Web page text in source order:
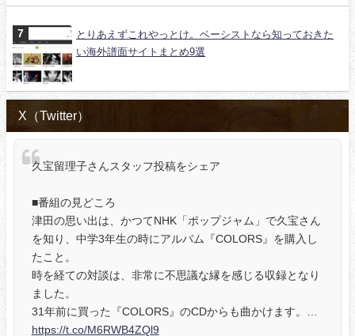
とりあえずこれやっとけ。ベーシストなら知っておきた
い海外譜面サイトまとめ9選
X（Twitter）
久宝留理子さんスタッフ投稿をシェア
■番組の見どころ
津田の思い出は、かつてNHK「ポップジャム」で久宝さん
を知り、中学3年生の時にアルバム『COLORS』を購入し
たこと。
時を経ての対談は、非常に不思議な縁を感じる収録となり
ました。
31年前に買った『COLORS』のCDからも曲かけます。…
https://t.co/M6RWB4ZQl9